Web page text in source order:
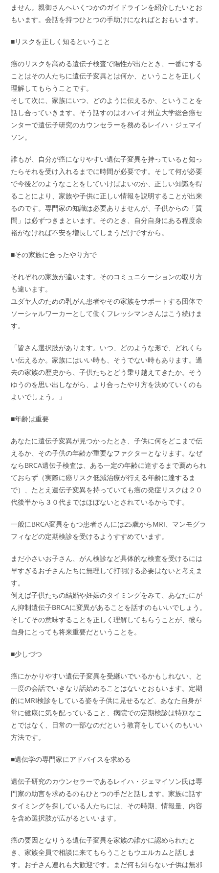
ません。親御さんへいくつかのガイドラインを紹介したいとお
もいます。会話を持つひとつの手助けになればとおもいます。
■リスクを正しく知るということ
癌のリスクを高める遺伝子検査で陽性が出たとき、一番にする
ことはその人たちに遺伝子変異とは何か、ということを正しく
理解してもらうことです。
そして次に、家族にいつ、どのように伝えるか、ということを
話し合っていきます。そう話すのはオハイオ州立大学総合癌セ
ンターで遺伝子研究のカウンセラーを務めるレイハ・ジェマイ
ソン。
誰もが、自分が癌になりやすい遺伝子変異を持っていると知っ
たらそれを受け入れるまでに時間が必要です。そして何が必要
で今後どのようなことをしていけばよいのか、正しい知識を得
ることにより、家族や子供に正しい情報を説明することが出来
るのです。専門家の知識は必要ありませんが、子供からの「質
問」は必ずつきまといます。そのとき、自分自身にある程度余
裕がなければ不安を増長してしまうだけですから。
■その家族に合ったやり方で
それぞれの家族が違います。そのコミュニケーションの取り方
も違います。
ユダヤ人のための乳がん患者やその家族をサポートする団体で
ソーシャルワーカーとして働くフレッシマンさんはこう続けま
す。
「皆さん選択肢があります。いつ、どのような形で、どれくら
い伝えるか。家族にはいい時も、そうでない時もあります。過
去の家族の歴史から、子供たちとどう乗り越えてきたか。そう
ゆうのを思い出しながら、より合ったやり方を決めていくのも
よいでしょう。」
■年齢は重要
あなたに遺伝子変異が見つかったとき、子供に何をどこまで伝
えるか、その子供の年齢が重要なファクターとなります。なぜ
ならBRCA遺伝子検査は、ある一定の年齢に達するまで薦められ
ておらず（実際に癌リスク低減治療が行える年齢に達するま
で）、たとえ遺伝子変異を持っていても癌の発症リスクは２０
代後半から３０代まではほぼないとされているからです。
一般にBRCA変異をもつ患者さんには25歳からMRI、マンモグラ
フィなどの定期検診を受けるようすすめています。
まだ小さいお子さん、がん検診など具体的な検査を受けるには
早すぎるお子さんたちに無理して打明ける必要はないと考えま
す。
例えば子供たちの結婚や妊娠のタイミングをみて、あなたにが
ん抑制遺伝子BRCAに変異があることを話すのもいいでしょう。
そしてその意味することを正しく理解してもらうことが、彼ら
自身にとっても将来重要だということを。
■少しづつ
癌にかかりやすい遺伝子変異を受継いでいるかもしれない、と
一度の会話でいきなり話始めることはないとおもいます。定期
的にMRI検診をしている姿を子供に見せるなど、あなた自身が
常に健康に気を配っていること、病院での定期検診は特別なこ
とではなく、日常の一部なのだという教育をしていくのもいい
方法です。
■遺伝学の専門家にアドバイスを求める
遺伝子研究のカウンセラーであるレイハ・ジェマイソン氏は専
門家の助言を求めるのもひとつの手だと話します。家族に話す
タイミングを探している人たちには、その時期、情報量、内容
を含め選択肢が広がるといいます。
癌の要因となりうる遺伝子変異を家族の誰かに認められたと
き、家族全員で相談に来てもらうこともウエルカムと話しま
す。お子さん連れも大歓迎です。まだ何も知らない子供は無邪